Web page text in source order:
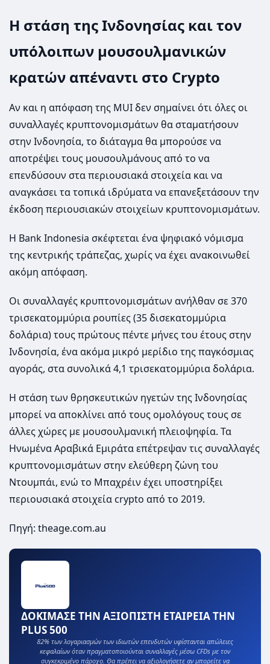
Η στάση της Ινδονησίας και τον
υπόλοιπων μουσουλμανικών
κρατών απέναντι στο Crypto
Αν και η απόφαση της MUI δεν σημαίνει ότι όλες οι
συναλλαγές κρυπτονομισμάτων θα σταματήσουν
στην Ινδονησία, το διάταγμα θα μπορούσε να
αποτρέψει τους μουσουλμάνους από το να
επενδύσουν στα περιουσιακά στοιχεία και να
αναγκάσει τα τοπικά ιδρύματα να επανεξετάσουν την
έκδοση περιουσιακών στοιχείων κρυπτονομισμάτων.
Η Bank Indonesia σκέφτεται ένα ψηφιακό νόμισμα
της κεντρικής τράπεζας, χωρίς να έχει ανακοινωθεί
ακόμη απόφαση.
Οι συναλλαγές κρυπτονομισμάτων ανήλθαν σε 370
τρισεκατομμύρια ρουπίες (35 δισεκατομμύρια
δολάρια) τους πρώτους πέντε μήνες του έτους στην
Ινδονησία, ένα ακόμα μικρό μερίδιο της παγκόσμιας
αγοράς, στα συνολικά 4,1 τρισεκατομμύρια δολάρια.
Η στάση των θρησκευτικών ηγετών της Ινδονησίας
μπορεί να αποκλίνει από τους ομολόγους τους σε
άλλες χώρες με μουσουλμανική πλειοψηφία. Τα
Ηνωμένα Αραβικά Εμιράτα επέτρεψαν τις συναλλαγές
κρυπτονομισμάτων στην ελεύθερη ζώνη του
Ντουμπάι, ενώ το Μπαχρέιν έχει υποστηρίξει
περιουσιακά στοιχεία crypto από το 2019.
Πηγή: theage.com.au
ΔΟΚΙΜΑΣΕ ΤΗΝ ΑΞΙΟΠΙΣΤΗ ΕΤΑΙΡΕΙΑ ΤΗΝ
PLUS 500
82% των λογαριασμών των ιδιωτών επενδυτών υφίστανται απώλειες
κεφαλαίων όταν πραγματοποιούνται συναλλαγές μέσω CFDs με τον
συγκεκριμένο πάροχο. Θα πρέπει να αξιολογήσετε αν μπορείτε να